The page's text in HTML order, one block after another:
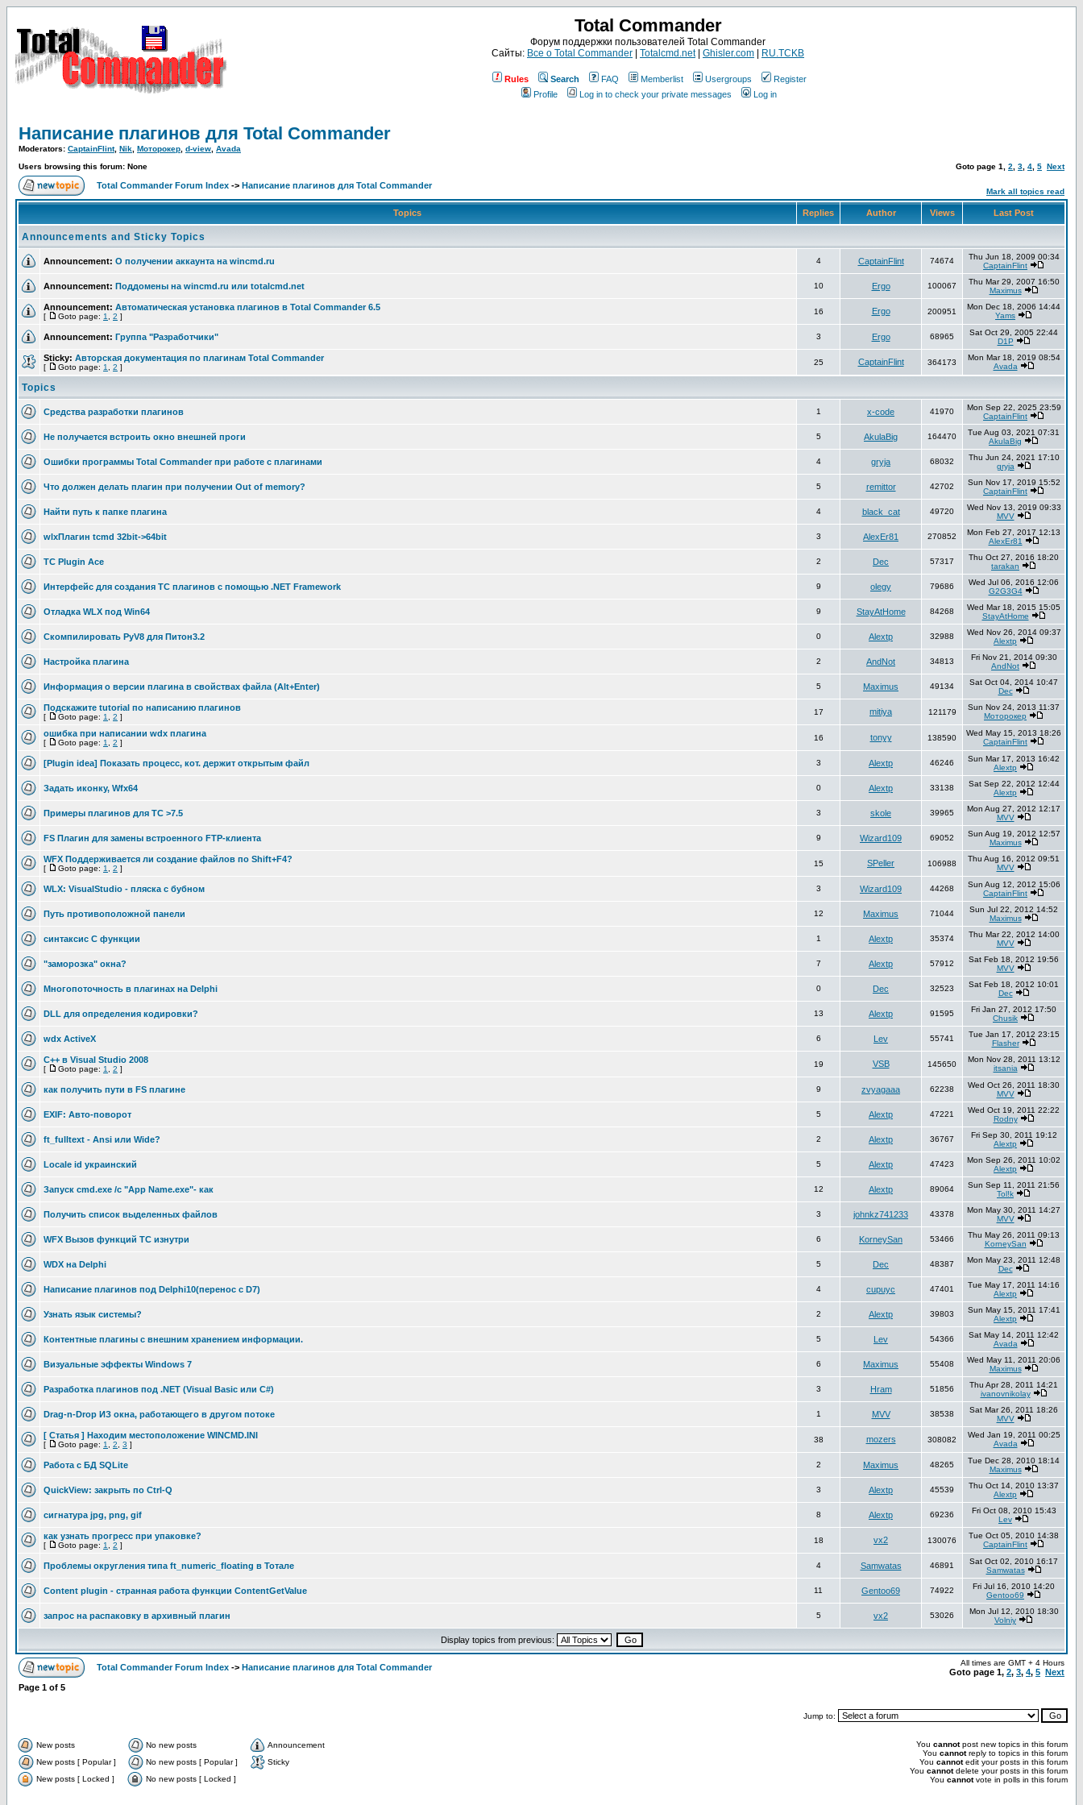
Total Commander
Форум поддержки пользователей Total Commander
Сайты: Все о Total Commander Totalcmd.net| Ghisler.com RU.TCKB
Rules Search FAQ Memberlist Usergroups
Register
Profile
Log in to check your private messages Log in
Написание плагинов для Total Commander
Moderators: CaptainFlint, Nik Моторокер d-view Avada
Users browsing this forum: None
Goto page 1 2 3 4 5 Next
Total Commander Forum Index -> Написание плагинов для Total Commander
Mark all topics read
Topics Replies Author Views Last Post
Announcements and Sticky Topics
Announcement: О получении аккаунта на wincmd.ru 4 CaptainFlint 74674
Thu Jun 18, 2009 00:34
CaptainFlint
Announcement: Поддомены на wincmd.ru или totalcmd.net 10 Ergo 100067
Thu Mar 29, 2007 16:50
Maximus
Announcement: Автоматическая установка плагинов в Total Commander 6.5
[ Goto page: 1 2 ]
16 Ergo 200951
Mon Dec 18, 2006 14:44
Yams
Announcement: Группа "Разработчики" 3 Ergo 68965
Sat Oct 29, 2005 22:44
D1P
Sticky: Авторская документация по плагинам Total Commander
[ Goto page: 1 2 ]
25 CaptainFlint 364173
Mon Mar 18, 2019 08:54
Avada
Topics
Средства разработки плагинов 1 x-code 41970
Mon Sep 22, 2025 23:59
CaptainFlint
Не получается встроить окно внешней проги 5 AkulaBig 164470
Tue Aug 03, 2021 07:31
AkulaBig
Ошибки программы Total Commander при работе с плагинами 4 gryja 68032
Thu Jun 24, 2021 17:10
gryja
Что должен делать плагин при получении Out of memory? 5 remittor 42702
Sun Nov 17, 2019 15:52
CaptainFlint
Найти путь к папке плагина 4 black_cat 49720
Wed Nov 13, 2019 09:33
MVV
wlxПлагин tcmd 32bit->64bit 3 AlexEr81 270852
Mon Feb 27, 2017 12:13
AlexEr81
TC Plugin Ace 2 Dec 57317
Thu Oct 27, 2016 18:20
tarakan
Интерфейс для создания TC плагинов с помощью .NET Framework 9 olegy 79686
Wed Jul 06, 2016 12:06
G2G3G4
Отладка WLX под Win64 9 StayAtHome 84268
Wed Mar 18, 2015 15:05
StayAtHome
Скомпилировать PyV8 для Питон3.2 0 Alextp 32988
Wed Nov 26, 2014 09:37
Alextp
Настройка плагина 2 AndNot 34813
Fri Nov 21, 2014 09:30
AndNot
Информация о версии плагина в свойствах файла (Alt+Enter) 5 Maximus 49134
Sat Oct 04, 2014 10:47
Dec
Подскажите tutorial по написанию плагинов
[ Goto page: 1 2 ]
17 mitiya 121179
Sun Nov 24, 2013 11:37
Моторокер
ошибка при написании wdx плагина
[ Goto page: 1 2 ]
16 tonyy 138590
Wed May 15, 2013 18:26
CaptainFlint
[Plugin idea] Показать процесс, кот. держит открытым файл 3 Alextp 46246
Sun Mar 17, 2013 16:42
Alextp
Задать иконку, Wfx64 0 Alextp 33138
Sat Sep 22, 2012 12:44
Alextp
Примеры плагинов для TC >7.5 3 skole 39965
Mon Aug 27, 2012 12:17
MVV
FS Плагин для замены встроенного FTP-клиента 9 Wizard109 69052
Sun Aug 19, 2012 12:57
Maximus
WFX Поддерживается ли создание файлов по Shift+F4?
[ Goto page: 1 2 ]
15 SPeller 106988
Thu Aug 16, 2012 09:51
MVV
WLX: VisualStudio - пляска с бубном 3 Wizard109 44268
Sun Aug 12, 2012 15:06
CaptainFlint
Путь противоположной панели 12 Maximus 71044
Sun Jul 22, 2012 14:52
Maximus
синтаксис C функции 1 Alextp 35374
Thu Mar 22, 2012 14:00
MVV
"заморозка" окна? 7 Alextp 57912
Sat Feb 18, 2012 19:56
MVV
Многопоточность в плагинах на Delphi 0 Dec 32523
Sat Feb 18, 2012 10:01
Dec
DLL для определения кодировки? 13 Alextp 91595
Fri Jan 27, 2012 17:50
Chusik
wdx ActiveX 6 Lev 55741
Tue Jan 17, 2012 23:15
Flasher
C++ в Visual Studio 2008
[ Goto page: 1 2 ]
19 VSB 145650
Mon Nov 28, 2011 13:12
itsania
как получить пути в FS плагине 9 zvyagaaa 62238
Wed Oct 26, 2011 18:30
MVV
EXIF: Авто-поворот 5 Alextp 47221
Wed Oct 19, 2011 22:22
Rodny
ft_fulltext - Ansi или Wide? 2 Alextp 36767
Fri Sep 30, 2011 19:12
Alextp
Locale id украинский 5 Alextp 47423
Mon Sep 26, 2011 10:02
Alextp
Запуск cmd.exe /c "App Name.exe"- как 12 Alextp 89064
Sun Sep 11, 2011 21:56
Tol!k
Получить список выделенных файлов 3 johnkz741233 43378
Mon May 30, 2011 14:27
MVV
WFX Вызов функций TC изнутри 6 KorneySan 53466
Thu May 26, 2011 09:13
KorneySan
WDX на Delphi 5 Dec 48387
Mon May 23, 2011 12:48
Dec
Написание плагинов под Delphi10(перенос с D7) 4 cupuyc 47401
Tue May 17, 2011 14:16
Alextp
Узнать язык системы? 2 Alextp 39803
Sun May 15, 2011 17:41
Alextp
Контентные плагины с внешним хранением информации. 5 Lev 54366
Sat May 14, 2011 12:42
Avada
Визуальные эффекты Windows 7 6 Maximus 55408
Wed May 11, 2011 20:06
Maximus
Разработка плагинов под .NET (Visual Basic или C#) 3 Hram 51856
Thu Apr 28, 2011 14:21
ivanovnikolay
Drag-n-Drop ИЗ окна, работающего в другом потоке 1 MVV 38538
Sat Mar 26, 2011 18:26
MVV
[ Статья ] Находим местоположение WINCMD.INI
[ Goto page: 1 2 3 ]
38 mozers 308082
Wed Jan 19, 2011 00:25
Avada
Работа с БД SQLite 2 Maximus 48265
Tue Dec 28, 2010 18:14
Maximus
QuickView: закрыть по Ctrl-Q 3 Alextp 45539
Thu Oct 14, 2010 13:37
Alextp
сигнатура jpg, png, gif 8 Alextp 69236
Fri Oct 08, 2010 15:43
Lev
как узнать прогресс при упаковке?
[ Goto page: 1 2 ]
18 vx2 130076
Tue Oct 05, 2010 14:38
CaptainFlint
Проблемы округления типа ft_numeric_floating в Тотале 4 Samwatas 46891
Sat Oct 02, 2010 16:17
Samwatas
Content plugin - странная работа функции ContentGetValue 11 Gentoo69 74922
Fri Jul 16, 2010 14:20
Gentoo69
запрос на распаковку в архивный плагин 5 vx2 53026
Mon Jul 12, 2010 18:30
Volniy
Display topics from previous:
Total Commander Forum Index -> Написание плагинов для Total Commander All times are GMT + 4 Hours
Goto page 1, 2, 3, 4, 5 Next
Page 1 of 5
Jump to:
New posts No new posts
Announcement
New posts [ Popular ]
No new posts [ Popular ]
Sticky
New posts [ Locked ]
No new posts [ Locked ]
You cannotpost new topics in this forum
You cannotreply to topics in this forum
You cannotedit your posts in this forum
You cannotdelete your posts in this forum
You cannotvote in polls in this forum